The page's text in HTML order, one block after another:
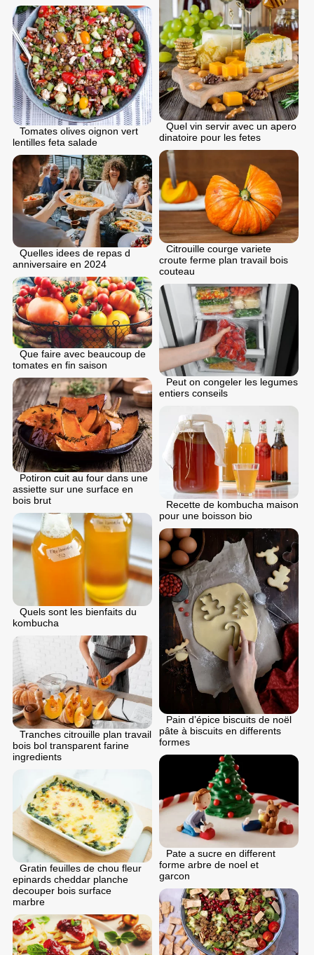
Quel vin servir avec un apero
dinatoire pour les fetes
Tomates olives oignon vert
lentilles feta salade
Citrouille courge variete
croute ferme plan travail bois
couteau
Quelles idees de repas d
anniversaire en 2024
Que faire avec beaucoup de
tomates en fin saison
Peut on congeler les legumes
entiers conseils
Potiron cuit au four dans une
assiette sur une surface en
bois brut
Recette de kombucha maison
pour une boisson bio
Quels sont les bienfaits du
kombucha
Pain d’épice biscuits de noël
pâte à biscuits en differents
formes
Tranches citrouille plan travail
bois bol transparent farine
ingredients
Pate a sucre en different
forme arbre de noel et
garcon
Gratin feuilles de chou fleur
epinards cheddar planche
decouper bois surface
marbre